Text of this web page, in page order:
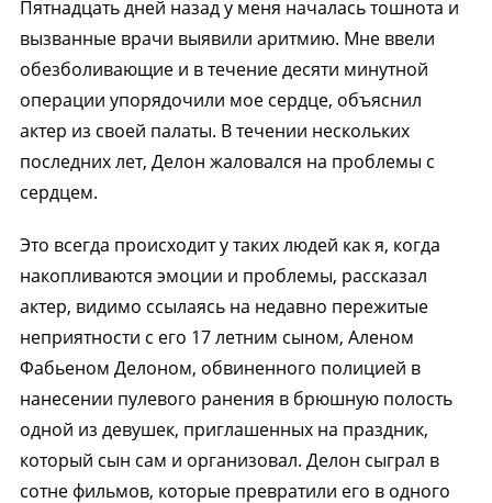
Пятнадцать дней назад у меня началась тошнота и
вызванные врачи выявили аритмию. Мне ввели
обезболивающие и в течение десяти минутной
операции упорядочили мое сердце, объяснил
актер из своей палаты. В течении нескольких
последних лет, Делон жаловался на проблемы с
сердцем.
Это всегда происходит у таких людей как я, когда
накопливаются эмоции и проблемы, рассказал
актер, видимо ссылаясь на недавно пережитые
неприятности с его 17 летним сыном, Аленом
Фабьеном Делоном, обвиненного полицией в
нанесении пулевого ранения в брюшную полость
одной из девушек, приглашенных на праздник,
который сын сам и организовал. Делон сыграл в
сотне фильмов, которые превратили его в одного